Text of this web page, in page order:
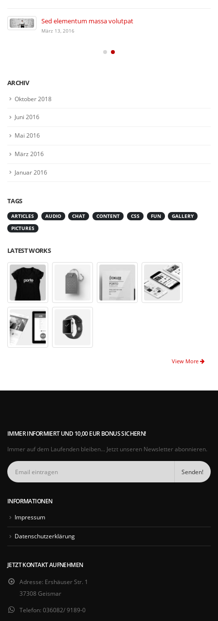
Sed elementum massa volutpat
März 13, 2016
ARCHIV
Oktober 2018
Juni 2016
Mai 2016
März 2016
Januar 2016
TAGS
ARTICLES AUDIO CHAT CONTENT CSS FUN
GALLERY
PICTURES
LATEST WORKS
View More
IMMER INFORMIERT UND 10,00 EUR BONUS SICHERN!
Immer auf dem Laufenden bleiben... Jetzt unseren Newsletter abonnieren.
INFORMATIONEN
Impressum
Datenschutzerklärung
JETZT KONTAKT AUFNEHMEN
Adresse: Ershäuser Str. 1
37308 Geismar
Telefon: 036082/ 9189-0